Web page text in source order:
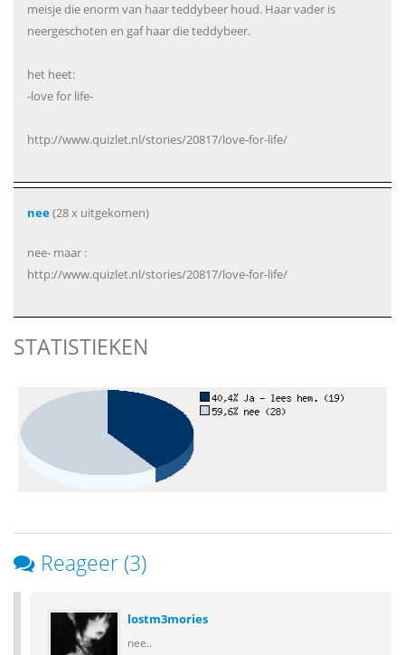
meisje die enorm van haar teddybeer houd. Haar vader is
neergeschoten en gaf haar die teddybeer.
het heet:
-love for life-
http://www.quizlet.nl/stories/20817/love-for-life/
nee(28 x uitgekomen)
nee- maar :
http://www.quizlet.nl/stories/20817/love-for-life/
STATISTIEKEN
Reageer (3)
lostm3mories
nee..